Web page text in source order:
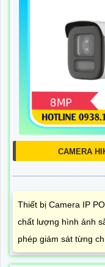
CAMERA
Thiết bị Camera IP
chất lượng hình ảnh
phép giám sát từng